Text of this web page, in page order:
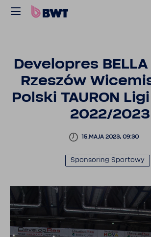
Deve­lo­pres BELLA
Rzeszów
Polski TAURON
2022/2023
15.MAJA 2023, 09:30
Spon­so­ring Spor­towy